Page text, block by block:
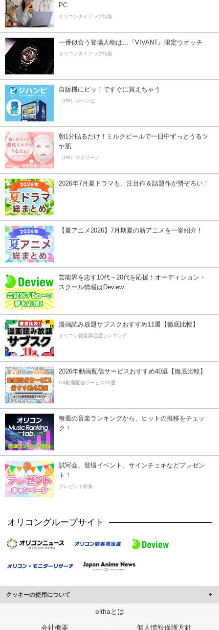
PC
オリコンタイアップ特集
一番似合う登場人物は…『VIVANT』限定ウオッチ
オリコンタイアップ特集
自販機にピッ！ですぐに買えちゃう
（PR）ジハンピ
朝1分貼るだけ！ミルクピールで一日中ずっとうるツ
ヤ肌
（PR）サボリーノ
2026年7月夏ドラマも、注目作＆話題作が勢ぞろい！
【夏アニメ2026】7月期夏の新アニメを一挙紹介！
芸能界を志す10代～20代を応援！オーディション・
スクール情報はDeview
漫画読み放題サブスクおすすめ11選【徹底比較】
オリコン顧客満足度ランキング
2026年動画配信サービスおすすめ40選【徹底比較】
CS動画配信サービス20選
毎週の音楽ランキングから、ヒットの推移をチェッ
ク！
試写会、登壇イベント、サインチェキなどプレゼン
ト！
プレゼント特集
オリコングループサイト
クッキーの使用について
このサイトでは Cookie を使用して、ユーザーに合わせたコンテンツや広告の
行っています。
elthaとは
会社概要 個人情報保護方針